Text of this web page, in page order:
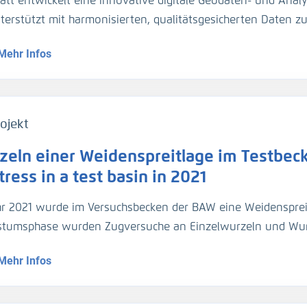
Für die Umrechnung der Trübungswerte in
kalibriert worden. Im März 2024 hat die BAW
Sperrwerks genommen für die Kalibrierung der dortigen
2 Halbtiden).
mit harmonisierten, qualitätsgesicherten Daten
werden über Webportale und -
Infos
einer Weidenspreitlage im
in a test basin in 2021
2021 wurde im Versuchsbecken der BAW eine
wurden Zugversuche an Einzelwurzeln und
a willow bush mattress was installed in a test basin.
out on individual roots and root bundles, and roots were
Infos